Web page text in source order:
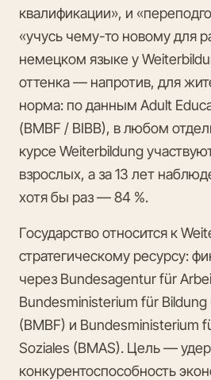
квалификации», и
«учусь чему-то новому для
немецком языке у
оттенка — напротив, для
норма: по данным Adult
(BMBF / BIBB), в любом
курсе Weiterbildung
взрослых, а за 13 лет
хотя бы раз — 84 %.
Государство относится к
стратегическому ресурсу:
через Bundesagentur für
Bundesministerium für
(BMBF) и Bundesministerium
Soziales (BMAS). Цель —
конкурентоспособность